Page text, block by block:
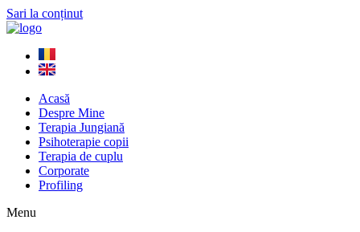
Sari la conținut
Acasă
Despre Mine
Terapia Jungiană
Psihoterapie copii
Terapia de cuplu
Corporate
Profiling
Menu